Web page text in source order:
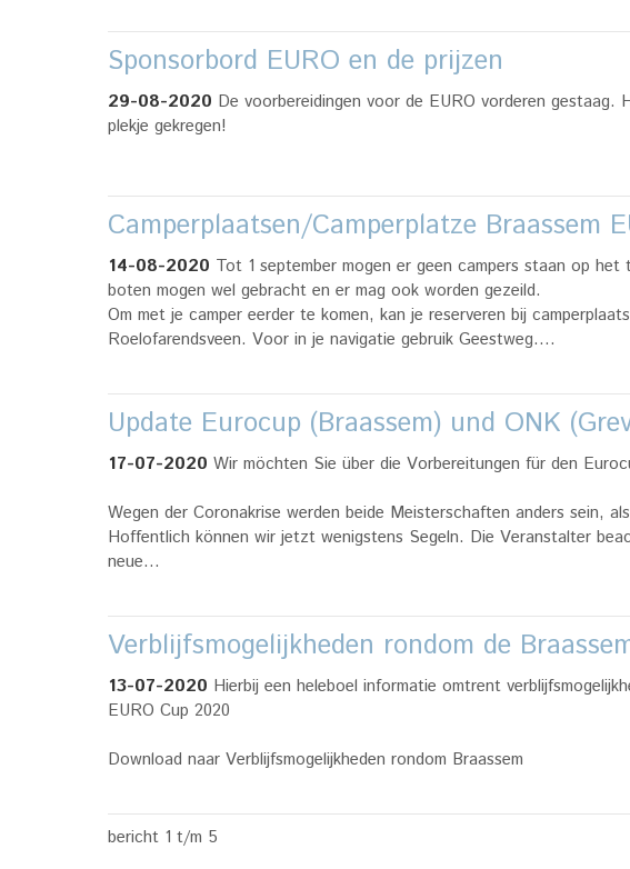
Sponsorbord EURO en de prijzen
29-08-2020 De voorbereidingen voor de EURO vorderen gestaag.
plekje gekregen!
Camperplaatsen/Camperplatze Braassem
14-08-2020 Tot 1 september mogen er geen campers staan op het
boten mogen wel gebracht en er mag ook worden gezeild.
Om met je camper eerder te komen, kan je reserveren bij
Roelofarendsveen. Voor in je navigatie gebruik Geestweg.…
Update Eurocup (Braassem) und ONK
17-07-2020 Wir möchten Sie über die Vorbereitungen für den
Wegen der Coronakrise werden beide Meisterschaften anders sein,
Hoffentlich können wir jetzt wenigstens Segeln. Die Veranstalter
neue…
Verblijfsmogelijkheden rondom de
13-07-2020 Hierbij een heleboel informatie omtrent
EURO Cup 2020
Download naar Verblijfsmogelijkheden rondom Braassem
bericht 1 t/m 5